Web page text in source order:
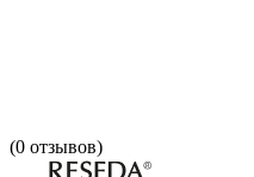
(0 отзывов)